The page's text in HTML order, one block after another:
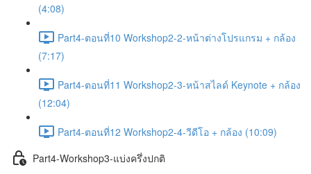
(4:08)
Part4-ตอนที่10 Workshop2-2-หน้าต่างโปรแกรม + กล้อง
(7:17)
Part4-ตอนที่11 Workshop2-3-หน้าสไลด์ Keynote + กล้อง
(12:04)
Part4-ตอนที่12 Workshop2-4-วีดีโอ + กล้อง (10:09)
Part4-Workshop3-แบ่งครึ่งปกติ